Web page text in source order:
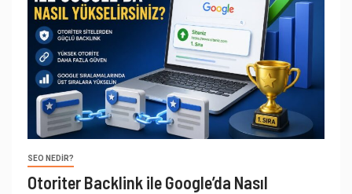
SEO NEDIR?
Otoriter Backlink ile Google’da Nasıl